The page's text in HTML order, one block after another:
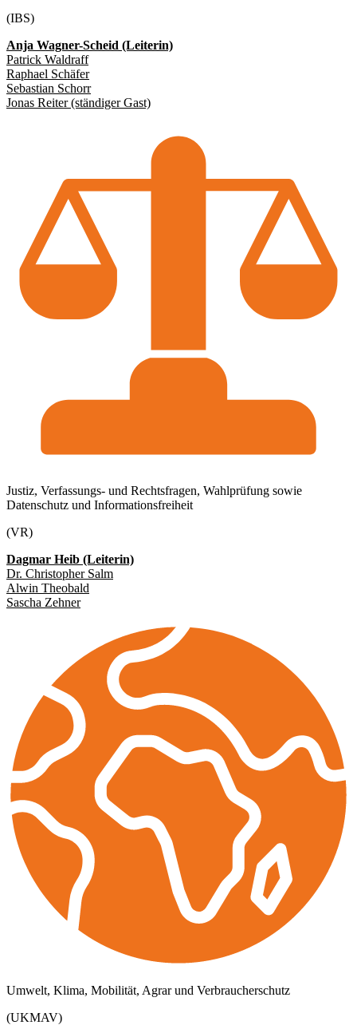
(IBS)
Anja Wagner-Scheid (Leiterin)
Patrick Waldraff
Raphael Schäfer
Sebastian Schorr
Jonas Reiter (ständiger Gast)
Justiz, Verfassungs- und Rechtsfragen, Wahlprüfung sowie
Datenschutz und Informationsfreiheit
(VR)
Dagmar Heib (Leiterin)
Dr. Christopher Salm
Alwin Theobald
Sascha Zehner
Umwelt, Klima, Mobilität, Agrar und Verbraucherschutz
(UKMAV)